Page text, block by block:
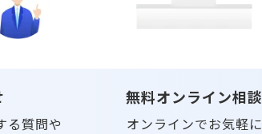
る質問や
無料オンライン相談
オンラインでお気軽に